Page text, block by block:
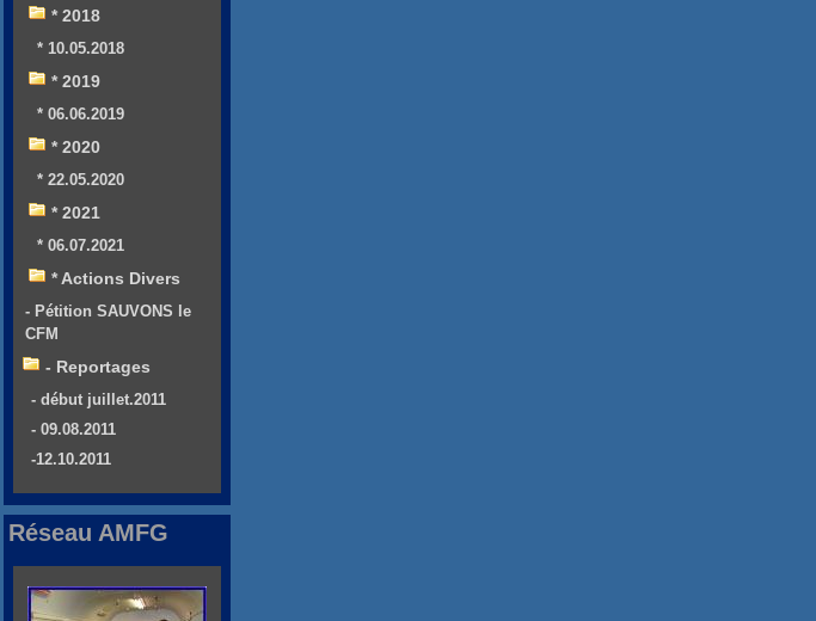
* 2018
* 10.05.2018
* 2019
* 06.06.2019
* 2020
* 22.05.2020
* 2021
* 06.07.2021
* Actions Divers
- Pétition SAUVONS le
CFM
- Reportages
- début juillet.2011
- 09.08.2011
-12.10.2011
Réseau AMFG